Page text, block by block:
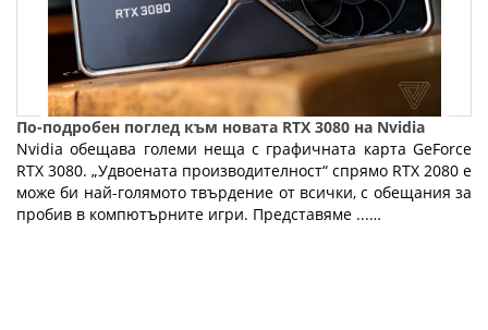
По-подробен поглед към новата RTX 3080 на Nvidia
Nvidia обещава големи неща с графичната карта GeForce
RTX 3080. „Удвоената производителност“ спрямо RTX 2080 е
може би най-голямото твърдение от всички, с обещания за
пробив в компютърните игри. Представяме ...…